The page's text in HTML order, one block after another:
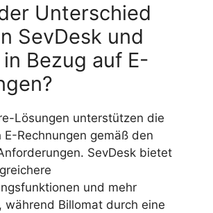
Unterschied
SevDesk und
Bezug auf E-
Lösungen unterstützen die
E-Rechnungen gemäß den
SevDesk bietet
und mehr
während Billomat durch eine